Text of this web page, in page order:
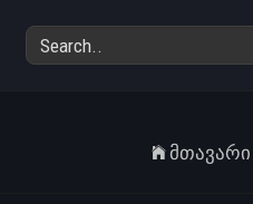
Მთავარი